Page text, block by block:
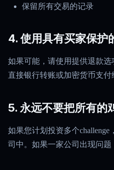
保留所有交易的记录
4. 使用具有买家保护
如果可能，请使用提供退款选
直接银行转账或加密货币支付
5. 永远不要把所有的
如果您计划投资多个
司中。如果一家公司出现问题